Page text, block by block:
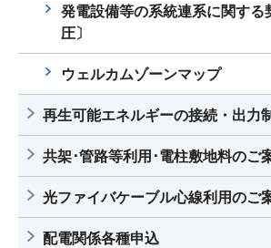
発電設備等の系統連系に関する
圧〕
ウェルカムゾーンマップ
再生可能エネルギーの接続・出力
共架･管路等利用･電柱敷地料のご
光ファイバケーブル心線利用のご
配電関係各種申込